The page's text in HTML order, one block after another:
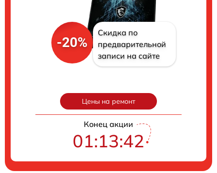
-20%
Скидка по
предварительной
записи на сайте
Цены на ремонт
Конец акции
01:13:41